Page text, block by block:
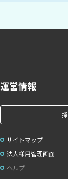
運営情報
サイトマップ
法人様用管理画面
ヘルプ